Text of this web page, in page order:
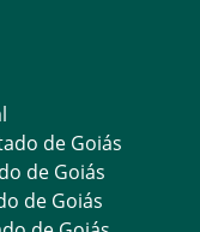
de Goiás
de Goiás
de Goiás